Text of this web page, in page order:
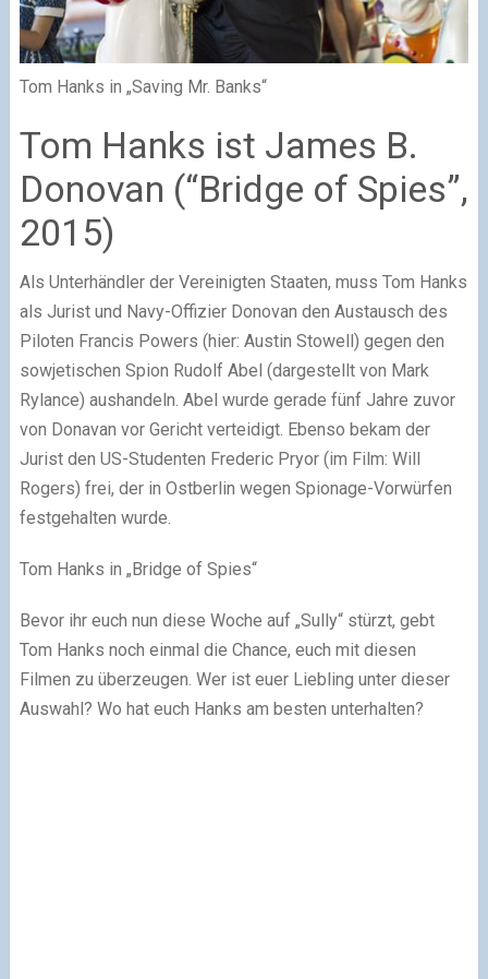
Tom Hanks in „Saving Mr. Banks“
Tom Hanks ist James B.
Donovan (“Bridge of Spies”,
2015)
Als Unterhändler der Vereinigten Staaten, muss Tom Hanks
als Jurist und Navy-Offizier Donovan den Austausch des
Piloten Francis Powers (hier: Austin Stowell) gegen den
sowjetischen Spion Rudolf Abel (dargestellt von Mark
Rylance) aushandeln. Abel wurde gerade fünf Jahre zuvor
von Donavan vor Gericht verteidigt. Ebenso bekam der
Jurist den US-Studenten Frederic Pryor (im Film: Will
Rogers) frei, der in Ostberlin wegen Spionage-Vorwürfen
festgehalten wurde.
Tom Hanks in „Bridge of Spies“
Bevor ihr euch nun diese Woche auf „Sully“ stürzt, gebt
Tom Hanks noch einmal die Chance, euch mit diesen
Filmen zu überzeugen. Wer ist euer Liebling unter dieser
Auswahl? Wo hat euch Hanks am besten unterhalten?